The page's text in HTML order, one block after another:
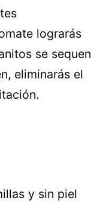
lograrás
se sequen
eliminarás el
y sin piel